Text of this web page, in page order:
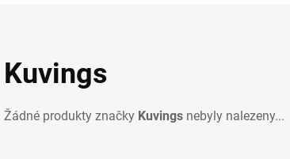
Kuvings
Žádné produkty značky Kuvings nebyly nalezeny...